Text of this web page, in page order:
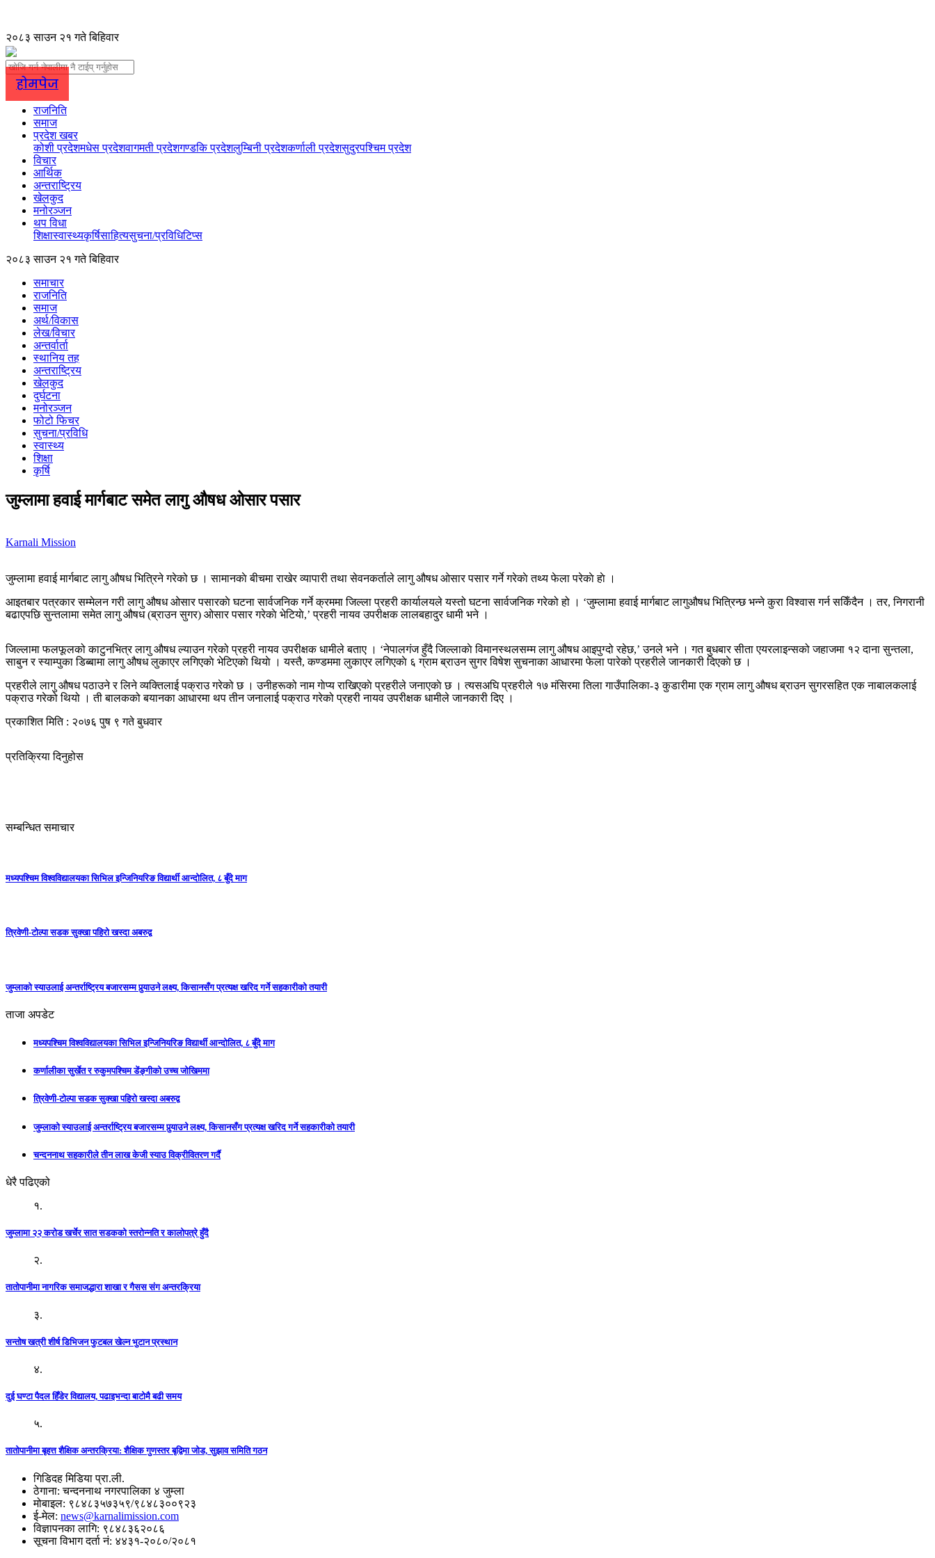
२०८३ साउन २१ गते बिहिवार
होमपेज
राजनिति
समाज
प्रदेश खबर
कोशी प्रदेशमधेस प्रदेशवागमती प्रदेशगण्डकि प्रदेशलुम्बिनी प्रदेशकर्णाली प्रदेशसुदुरपश्चिम प्रदेश
विचार
आर्थिक
अन्तराष्ट्रिय
खेलकुद
मनोरञ्जन
थप विधा
शिक्षास्वास्थ्यकृर्षिसाहित्यसुचना/प्रविधिटिप्स
२०८३ साउन २१ गते बिहिवार
समाचार
राजनिति
समाज
अर्थ/विकास
लेख/विचार
अन्तर्वार्ता
स्थानिय तह
अन्तराष्ट्रिय
खेलकुद
दुर्घटना
मनोरञ्जन
फोटो फिचर
सुचना/प्रविधि
स्वास्थ्य
शिक्षा
कृर्षि
जुम्लामा हवाई मार्गबाट समेत लागु औषध ओसार पसार
Karnali Mission
जुम्लामा हवाई मार्गबाट लागु औषध भित्रिने गरेको छ । सामानकाे बीचमा राखेर व्यापारी तथा सेवनकर्ताले लागु औषध ओसार पसार गर्ने गरेकाे तथ्य फेला परेकाे हाे ।
आइतबार पत्रकार सम्मेलन गरी लागु औषध ओसार पसारकाे घटना सार्वजनिक गर्ने क्रममा जिल्ला प्रहरी कार्यालयले यस्तो घटना सार्वजनिक गरेको हो । ‘जुम्लामा हवाई मार्गबाट लागुऔषध भित्रिन्छ भन्ने कुरा विश्वास गर्न सकिँदैन । तर, निगरानी
बढाएपछि सुन्तलामा समेत लागु औषध (ब्राउन सुगर) ओसार पसार गरेकाे भेटियाे,’ प्रहरी नायव उपरीक्षक लालबहादुर धामी भने ।
जिल्लामा फलफूलको काटुनभित्र लागु औषध ल्याउन गरेको प्रहरी नायव उपरीक्षक धामीले बताए । ‘नेपालगंज हुँदै जिल्लाकाे विमानस्थलसम्म लागु औषध आइपुग्दो रहेछ,’ उनले भने । गत बुधबार सीता एयरलाइन्सको जहाजमा १२ दाना सुन्तला,
साबुन र स्याम्पुका डिब्बामा लागु औषध लुकाएर लगिएकाे भेटिएकाे थियाे । यस्तै, कण्डममा लुकाएर लगिएकाे ६ ग्राम ब्राउन सुगर विषेश सुचनाका आधारमा फेला पारेको प्रहरीले जानकारी दिएकाे छ ।
प्रहरीले लागु औषध पठाउने र लिने व्यक्तिलाई पक्राउ गरेको छ । उनीहरूको नाम गाेप्य राखिएकाे प्रहरीले जनाएकाे छ । त्यसअघि प्रहरीले १७ मंसिरमा तिला गाउँपालिका-३ कुडारीमा एक ग्राम लागु औषध ब्राउन सुगरसहित एक नाबालकलाई
पक्राउ गरेको थियो । ती बालकको बयानका आधारमा थप तीन जनालाई पक्राउ गरेको प्रहरी नायव उपरीक्षक धामीले जानकारी दिए ।
प्रकाशित मिति : २०७६ पुष ९ गते बुधवार
प्रतिक्रिया दिनुहोस
सम्बन्धित समाचार
मध्यपश्चिम विश्वविद्यालयका सिभिल इन्जिनियरिङ विद्यार्थी आन्दोलित, ८ बुँदे माग
त्रिवेणी-टोल्पा सडक सुक्खा पहिरो खस्दा अबरुद्व
जुम्लाको स्याउलाई अन्तर्राष्ट्रिय बजारसम्म पुर्‍याउने लक्ष्य, किसानसँग प्रत्यक्ष खरिद गर्ने सहकारीको तयारी
ताजा अपडेट
मध्यपश्चिम विश्वविद्यालयका सिभिल इन्जिनियरिङ विद्यार्थी आन्दोलित, ८ बुँदे माग
कर्णालीका सुर्खेत र रुकुमपश्चिम डेंङ्गीको उच्च जोखिममा
त्रिवेणी-टोल्पा सडक सुक्खा पहिरो खस्दा अबरुद्व
जुम्लाको स्याउलाई अन्तर्राष्ट्रिय बजारसम्म पुर्‍याउने लक्ष्य, किसानसँग प्रत्यक्ष खरिद गर्ने सहकारीको तयारी
चन्दननाथ सहकारीले तीन लाख केजी स्याउ विक्रीवितरण गर्दै
धेरै पढिएको
१.
जुम्लामा २२ करोड खर्चेर सात सडकको स्तरोन्नति र कालोपत्रे हुँदै
२.
तातोपानीमा नागरिक समाजद्धारा शाखा र गैसस संग अन्तरक्रिया
३.
सन्तोष खत्री शीर्ष डिभिजन फुटबल खेल्न भुटान प्रस्थान
४.
दुई घण्टा पैदल हिँडेर विद्यालय, पढाइभन्दा बाटोमै बढी समय
५.
तातोपानीमा बृहत्त शैक्षिक अन्तरक्रिया: शैक्षिक गुणस्तर बृद्विमा जोड, सुझाव समिति गठन
गिडिदह मिडिया प्रा.ली.
ठेगाना: चन्दननाथ नगरपालिका ४ जुम्ला
मोबाइल: ९८४८३५७३५९/९८४८३००९२३
ई-मेल: news@karnalimission.com
विज्ञापनका लागि: ९८४८३६२०८६
सूचना विभाग दर्ता नं: ४४३१-२०८०/२०८१